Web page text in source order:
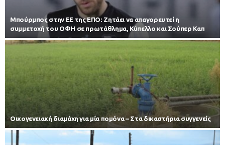
Μπούρμπος στην ΕΕ της ΕΠΟ: Ζητάει να απαγορευτεί η
συμμετοχή του ΟΦΗ σε πρωτάθλημα, Κύπελλο και Σούπερ Καπ
Οικογενειακή διαμάχη για μία πομόνα – Στα δικαστήρια συγγενείς